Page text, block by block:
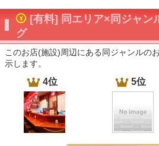
[有料] 同エリア×同ジャン
グ
このお店(施設)周辺にある同ジャンルの
示します。
4位 5位